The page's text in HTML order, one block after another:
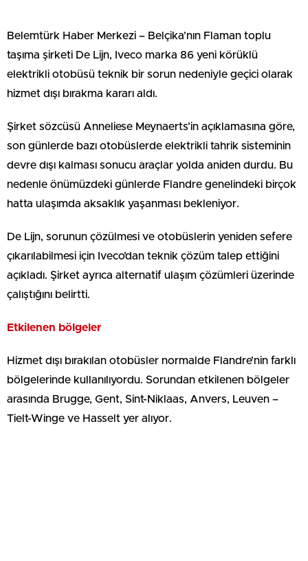
Belemtürk Haber Merkezi – Belçika’nın Flaman toplu
taşıma şirketi De Lijn, Iveco marka 86 yeni körüklü
elektrikli otobüsü teknik bir sorun nedeniyle geçici olarak
hizmet dışı bırakma kararı aldı.
Şirket sözcüsü Anneliese Meynaerts’in açıklamasına göre,
son günlerde bazı otobüslerde elektrikli tahrik sisteminin
devre dışı kalması sonucu araçlar yolda aniden durdu. Bu
nedenle önümüzdeki günlerde Flandre genelindeki birçok
hatta ulaşımda aksaklık yaşanması bekleniyor.
De Lijn, sorunun çözülmesi ve otobüslerin yeniden sefere
çıkarılabilmesi için Iveco’dan teknik çözüm talep ettiğini
açıkladı. Şirket ayrıca alternatif ulaşım çözümleri üzerinde
çalıştığını belirtti.
Etkilenen bölgeler
Hizmet dışı bırakılan otobüsler normalde Flandre’nin farklı
bölgelerinde kullanılıyordu. Sorundan etkilenen bölgeler
arasında Brugge, Gent, Sint-Niklaas, Anvers, Leuven –
Tielt-Winge ve Hasselt yer alıyor.